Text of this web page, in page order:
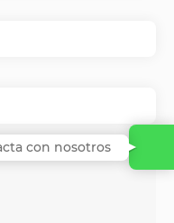
con nosotros